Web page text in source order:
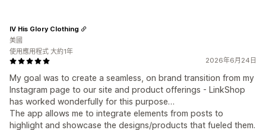
2026年6月24日
My goal was to create a seamless, on brand transition from my
Instagram page to our site and product offerings - LinkShop
has worked wonderfully for this purpose…
The app allows me to integrate elements from posts to
highlight and showcase the designs/products that fueled them.
IV His Glory Clothing
美國
使用應用程式 大約1年